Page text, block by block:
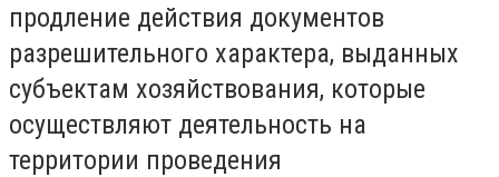
продление действия документов
разрешительного характера, выданных
субъектам хозяйствования, которые
осуществляют деятельность на
территории проведения